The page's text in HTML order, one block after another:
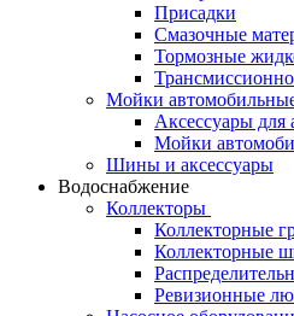
Присадки
Смазочные
Тормозные
Мойки
Аксессуары для
Мойки
Шины и аксессуары
Водоснабжение
Коллекторы
Коллекторные
Коллекторные
Ревизионные